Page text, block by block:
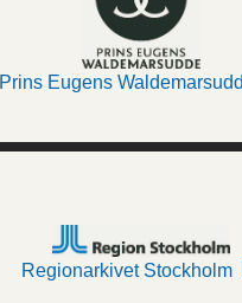
Prins Eugens
Regionarkivet Stockholm